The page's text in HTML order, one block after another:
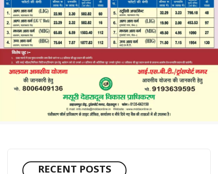
RECENT POSTS